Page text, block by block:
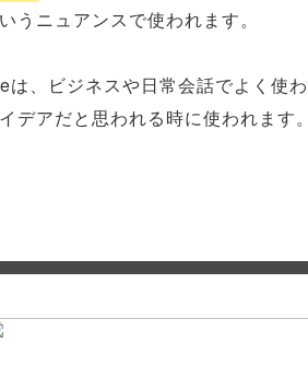
うニュアンスで使われます。
は、ビジネスや日常会話でよく使
デアだと思われる時に使われま